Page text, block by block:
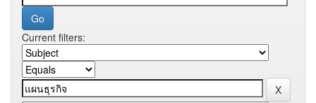
Current filters: